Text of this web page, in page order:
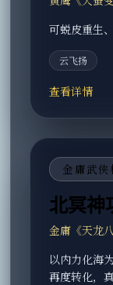
可蜕皮重生
云飞扬
查看详情
金庸武侠
北冥神
金庸《天龙
以内力化海
再度转化，